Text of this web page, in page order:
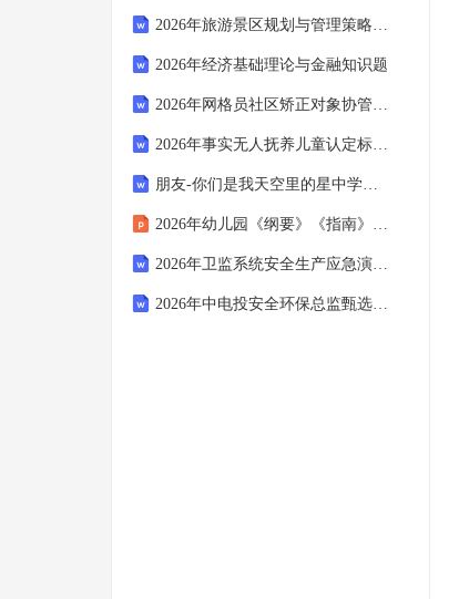
2026年旅游景区规划与管理策略研究多选题库
2026年经济基础理论与金融知识题
2026年网格员社区矫正对象协管题库
2026年事实无人抚养儿童认定标准及助学工程医疗救助衔接政策试题
朋友-你们是我天空里的星中学生抒情小说
2026年幼儿园《纲要》《指南》培训
2026年卫监系统安全生产应急演练题
2026年中电投安全环保总监甄选题目与参考答案